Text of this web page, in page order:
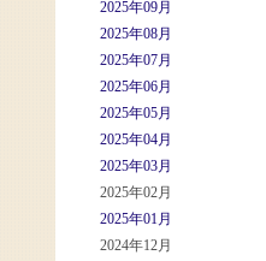
2025年09月
2025年08月
2025年07月
2025年06月
2025年05月
2025年04月
2025年03月
2025年02月
2025年01月
2024年12月